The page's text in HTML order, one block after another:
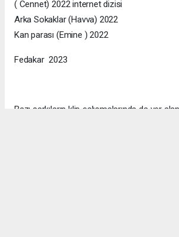
( Cennet) 2022 internet dizisi
Arka Sokaklar (Havva) 2022
Kan parası (Emine ) 2022
Fedakar 2023
Bazı şarkıların klip çalışmalarında da yer